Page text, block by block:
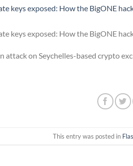
attack on Seychelles-based crypto
This entry was posted in